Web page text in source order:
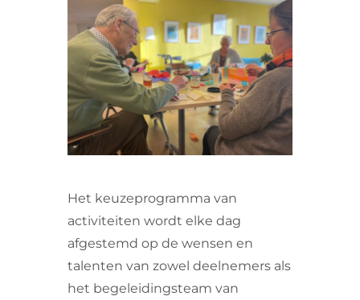
ORGANISATIE
VRIJWILLIGERS & STAGIAIRES
CONTACT
Het keuzeprogramma van
activiteiten wordt elke dag
afgestemd op de wensen en
talenten van zowel deelnemers als
het begeleidingsteam van